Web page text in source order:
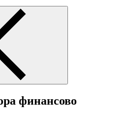
финансово